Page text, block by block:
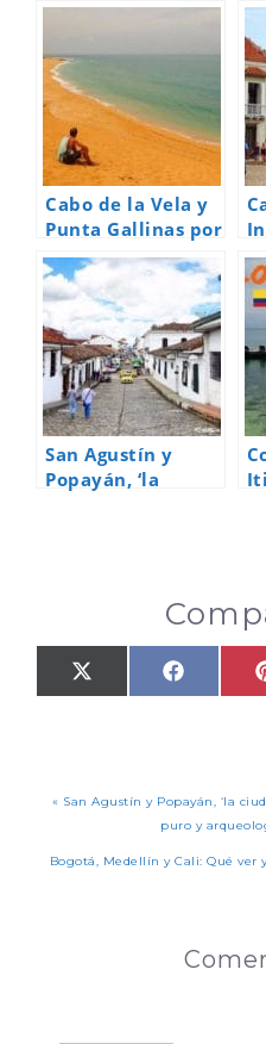
Cabo de la Vela y
Punta Gallinas por
libre. La Guajira,
el tesoro sin
explotar de
Colombia
San Agustín y
Popayán, ‘la
« San Agustín y Popayán, ‘la
puro y
Bogotá, Medellín y Cali: Qué ver